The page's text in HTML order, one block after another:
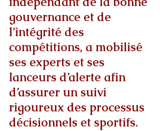
gouvernance et de
l’intégrité des
compétitions, a mobilisé
ses experts et ses
lanceurs d’alerte afin
d’assurer un suivi
rigoureux des processus
décisionnels et sportifs.